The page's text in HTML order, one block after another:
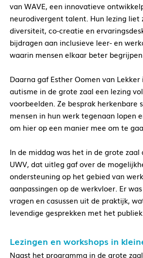
van WAVE, een innovatieve
neurodivergent talent. Hun lezing liet
diversiteit, co-creatie en
bijdragen aan inclusieve leer- en
waarin mensen elkaar beter
Daarna gaf Esther Oomen van
autisme in de grote zaal een lezing
voorbeelden. Ze besprak herkenbare
mensen in hun werk tegenaan lopen
om hier op een manier mee om te
In de middag was het in de grote
UWV, dat uitleg gaf over de
ondersteuning op het gebied van
aanpassingen op de werkvloer. Er
vragen en casussen uit de praktijk,
levendige gesprekken met het
Lezingen en workshops in
Naast het programma in de grote